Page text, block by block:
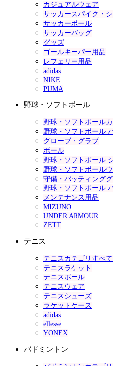
カジュアルウェア
サッカースパイク・
サッカーボール
サッカーバッグ
グッズ
ゴールキーパー用品
レフェリー用品
adidas
NIKE
PUMA
野球・ソフトボール
野球・ソフトボール
野球・ソフトボール
グローブ・グラブ
ボール
野球・ソフトボール
野球・ソフトボール
守備・バッティング
野球・ソフトボール
メンテナンス用品
MIZUNO
UNDER ARMOUR
ZETT
テニス
テニスカテゴリすべて
テニスラケット
テニスボール
テニスウェア
テニスシューズ
ラケットケース
adidas
ellesse
YONEX
バドミントン